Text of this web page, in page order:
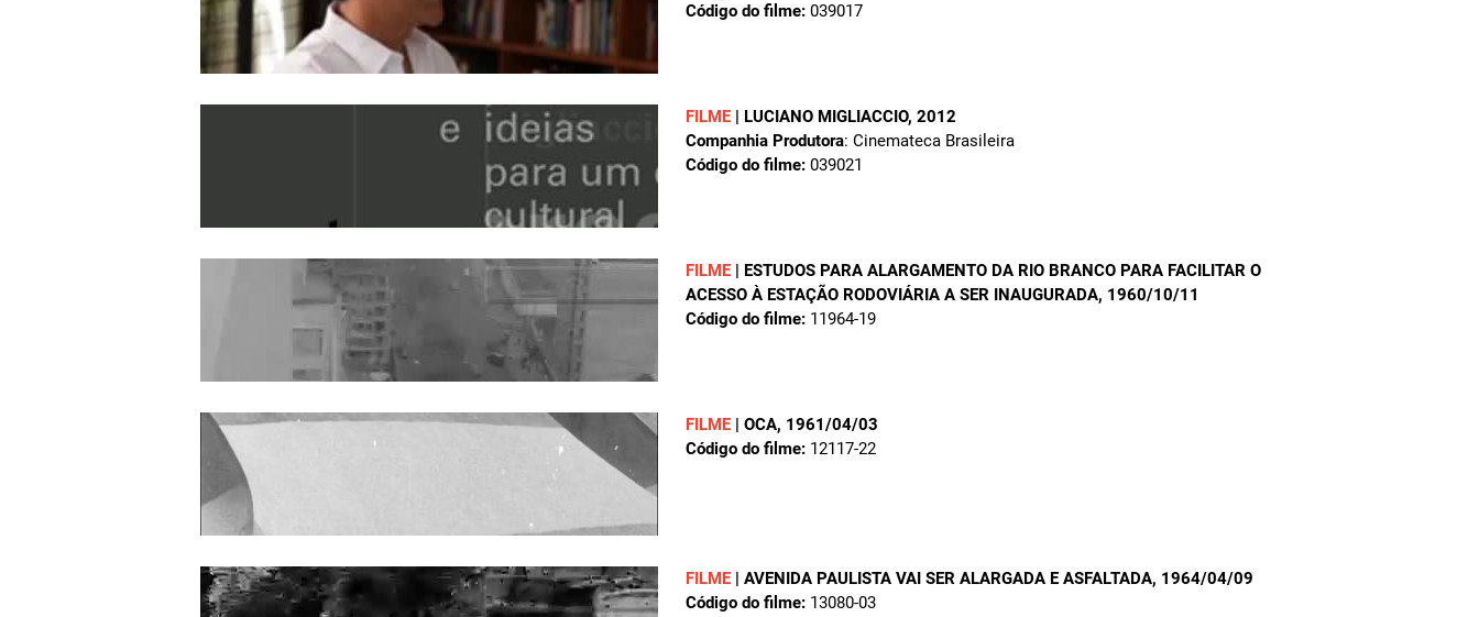
Código do filme: 039017
FILME | LUCIANO MIGLIACCIO, 2012
Companhia Produtora: Cinemateca Brasileira
Código do filme: 039021
FILME | ESTUDOS PARA ALARGAMENTO DA RIO BRANCO PARA FACILITAR O
ACESSO À ESTAÇÃO RODOVIÁRIA A SER INAUGURADA, 1960/10/11
Código do filme: 11964-19
FILME | OCA, 1961/04/03
Código do filme: 12117-22
FILME | AVENIDA PAULISTA VAI SER ALARGADA E ASFALTADA, 1964/04/09
Código do filme: 13080-03